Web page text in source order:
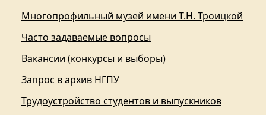
Многопрофильный музей имени Т.Н. Троицкой
Часто задаваемые вопросы
Вакансии (конкурсы и выборы)
Запрос в архив НГПУ
Трудоустройство студентов и выпускников